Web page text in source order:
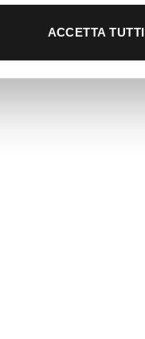
ACCETTA TUTTI